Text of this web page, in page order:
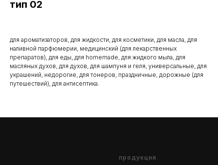
тип 02
для ароматизаторов, для жидкости, для косметики, для масла, для
наливной парфюмерии, медицинский (для лекарственных
препаратов), для еды, для homemade, для жидкого мыла, для
масляных духов, для духов, для шампуня и геля, универсальные, для
украшений, недорогие, для тонеров, праздничные, дорожные (для
путешествий), для антисептика.
продукция